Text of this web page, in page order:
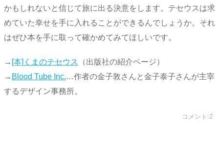
かもしれないと信じて旅に出る決意をします。テセウスは求
めていた幸せを手に入れることができるんでしょうか。それ
はぜひ本を手に取って確かめてみてほしいです。
→ [本]くまのテセウス
（出版社の紹介ページ）
→ Blood Tube Inc.…作者の金子敦さんと金子泰子さんが主宰
するデザイン事務所。
コメント:2